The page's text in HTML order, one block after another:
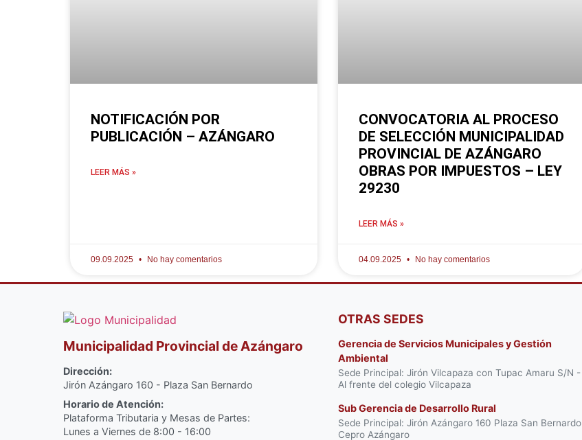
NOTIFICACIÓN POR
PUBLICACIÓN – AZÁNGARO
LEER MÁS »
09.09.2025 No hay comentarios
CONVOCATORIA AL PROCESO
DE SELECCIÓN MUNICIPALIDAD
PROVINCIAL DE AZÁNGARO
OBRAS POR IMPUESTOS – LEY
29230
LEER MÁS »
04.09.2025 No hay comentarios
Municipalidad Provincial de Azángaro
Dirección:
Jirón Azángaro 160 - Plaza San Bernardo
Horario de Atención:
Plataforma Tributaria y Mesas de Partes:
Lunes a Viernes de 8:00 - 16:00
OTRAS SEDES
Gerencia de Servicios Municipales y Gestión
Ambiental
Sede Principal: Jirón Vilcapaza con Tupac Amaru S/N -
Al frente del colegio Vilcapaza
Sub Gerencia de Desarrollo Rural
Sede Principal: Jirón Azángaro 160 Plaza San Bernardo
Cepro Azángaro